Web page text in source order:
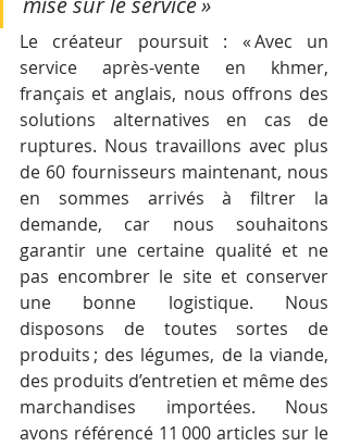
Le créateur poursuit : « Avec un
service après-vente en khmer,
français et anglais, nous offrons des
solutions alternatives en cas de
ruptures. Nous travaillons avec plus
de 60 fournisseurs maintenant, nous
en sommes arrivés à filtrer la
demande, car nous souhaitons
garantir une certaine qualité et ne
pas encombrer le site et conserver
une bonne logistique. Nous
disposons de toutes sortes de
produits ; des légumes, de la viande,
des produits d’entretien et même des
marchandises importées. Nous
avons référencé 11 000 articles sur le